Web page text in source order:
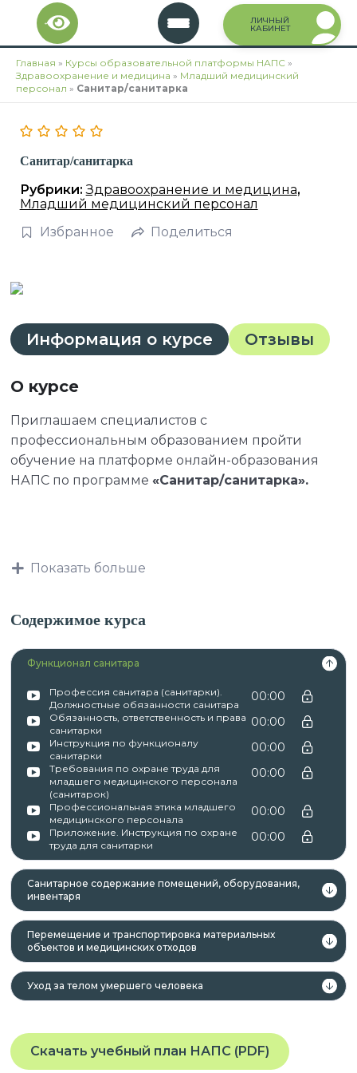
Перейти
содержимому
ЛИЧНЫЙ
КАБИНЕТ
Главная » Курсы образовательной платформы НАПС »
Здравоохранение и медицина » Младший медицинский
персонал » Санитар/санитарка
Санитар/санитарка
Рубрики:Здравоохранение и медицина,
Младший медицинский персонал
Избранное
Поделиться
Информация о курсе Отзывы
О курсе
Приглашаем специалистов с
профессиональным образованием пройти
обучение на платформе онлайн-образования
НАПС по программе «Санитар/санитарка».
профессиональные стандарты,
профессии и специальности, или
квалификационному требованию к
профессиональным знаниям и навыкам,
необходимым для исполнения должностных
обязанностей.
✓ Документы о пройденном обучении
регистрируются в системе ФИС ФРДО.
✓ Оригиналы документов направляет автор
курса.
Автор курса —АНО ДПО «Региональная
академия тактической медицины и первой
помощи (РАТМЕД)».
ИНН 7802893552, ОГРН 1217800069783
22, БЦ Черная Речка, 4 этаж, офис 43.
Регистрационный номер лицензии на
Показать больше
Содержимое курса
Функционал санитара
Профессия санитара (санитарки).
Должностные обязанности санитара
00:00
Обязанность, ответственность и права
санитарки
00:00
Инструкция по функционалу
санитарки
00:00
Требования по охране труда для
младшего медицинского персонала
(санитарок)
00:00
Профессиональная этика младшего
медицинского персонала
00:00
Приложение. Инструкция по охране
труда для санитарки
00:00
Санитарное содержание помещений, оборудования,
инвентаря
Перемещение и транспортировка материальных
объектов и медицинских отходов
Уход за телом умершего человека
Скачать учебный план НАПС (PDF)